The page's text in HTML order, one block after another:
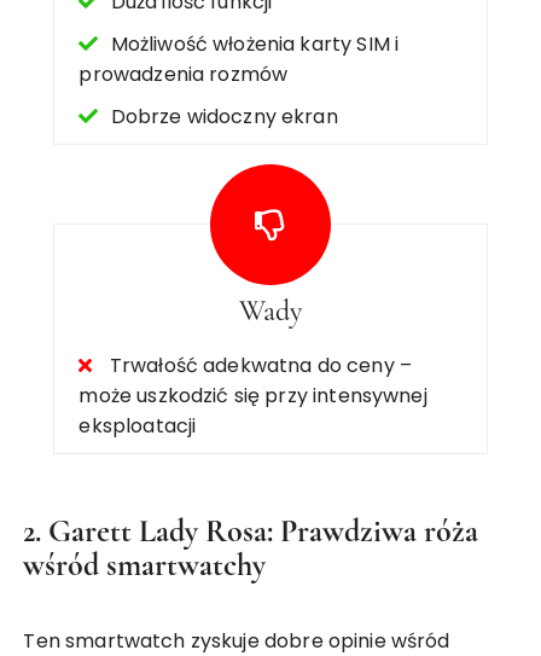
Możliwość włożenia karty SIM i
prowadzenia rozmów
Dobrze widoczny ekran
Wady
Trwałość adekwatna do ceny –
może uszkodzić się przy intensywnej
eksploatacji
2. Garett Lady Rosa: Prawdziwa róża
wśród smartwatchy
Ten smartwatch zyskuje dobre opinie wśród